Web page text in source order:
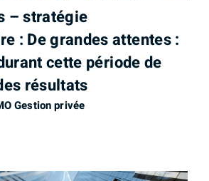
– stratégie
: De grandes attentes :
cette période de
résultats
Gestion privée